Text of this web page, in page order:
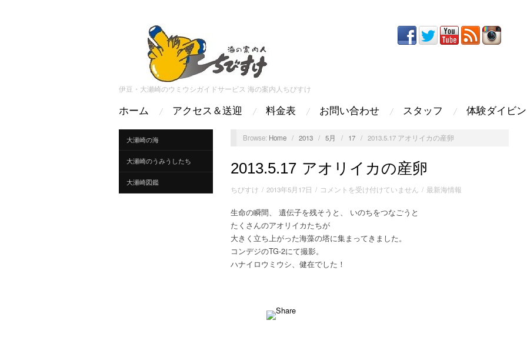
伊豆・大瀬崎のウミウシガイドサービス 海の案内人ちびすけ
ホーム アクセス＆送迎 料金表 お問い合わせ スタッフ 体験ダイビ
大瀬崎の海
大瀬崎のうみうしたち
大瀬崎図鑑
Browse: Home / 2013 / 5月 / 17 / 2013.5.17 アオリイカの産卵
2013.5.17 アオリイカの産卵
ちびすけ / 2013年5月17日 / 2013.5.17
オ
リ
イ
の
産
コメントを受け付けていません / 最新海情報
生命の瞬間、 遺伝子を残そうと、 いのちをつなごうと
たくさんのアオリイカたちが
大きく立ち上がった海藻の塔に集まってきました。
コンデジのTG-2にて撮影。
ハナイロウミウシ、健在でした！